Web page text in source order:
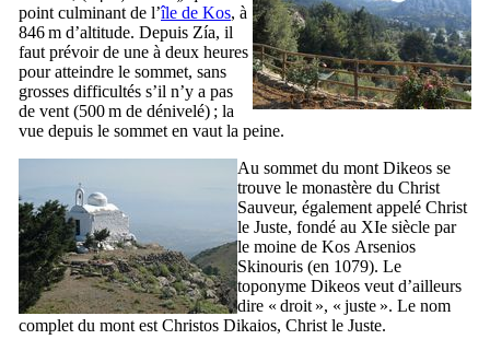
point culminant de l’île de Kos, à
846 m d’altitude. Depuis Zía, il
faut prévoir de une à deux heures
pour atteindre le sommet, sans
grosses difficultés s’il n’y a pas
de vent (500 m de dénivelé) ; la
vue depuis le sommet en vaut la peine.
Au sommet du mont Dikeos se
trouve le monastère du Christ
Sauveur, également appelé Christ
le Juste, fondé au XIe siècle par
le moine de Kos Arsenios
Skinouris (en 1079). Le
toponyme Dikeos veut d’ailleurs
dire « droit », « juste ». Le nom
complet du mont est Christos Dikaios, Christ le Juste.